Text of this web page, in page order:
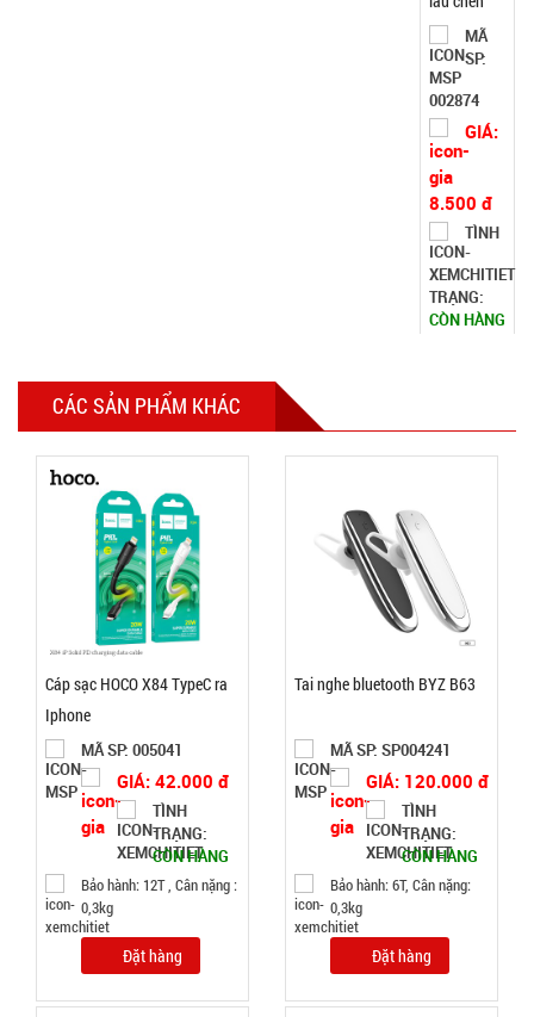
TRẠNG:
CÒN HÀNG
Bảo
hành:
Test;
Cân nặng:
0.2kg
Đặt
tinh nắp
Inox có
002108
5.900 đ
CÒN HÀNG
Bảo
CÁC SẢN PHẨM KHÁC
Cáp sạc HOCO X84 TypeC ra
Iphone
MÃ SP: 005041
GIÁ: 42.000 đ
TÌNH
TRẠNG:
CÒN HÀNG
Bảo hành: 12T , Cân nặng :
0,3kg
Đặt hàng
Tai nghe bluetooth BYZ B63
MÃ SP: SP004241
GIÁ: 120.000 đ
TÌNH
TRẠNG:
CÒN HÀNG
Bảo hành: 6T, Cân nặng:
0,3kg
Đặt hàng